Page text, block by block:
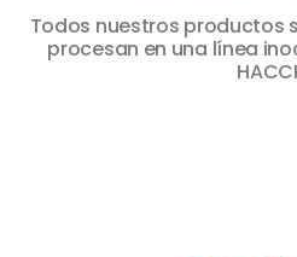
Todos nuestros productos
procesan en una línea